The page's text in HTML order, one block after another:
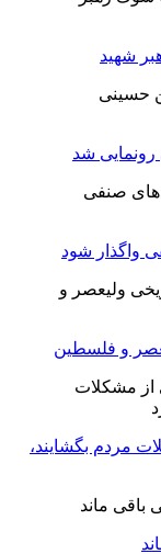
رونمایی شد
واگذار شود
و فلسطین
مردم بگشایند،